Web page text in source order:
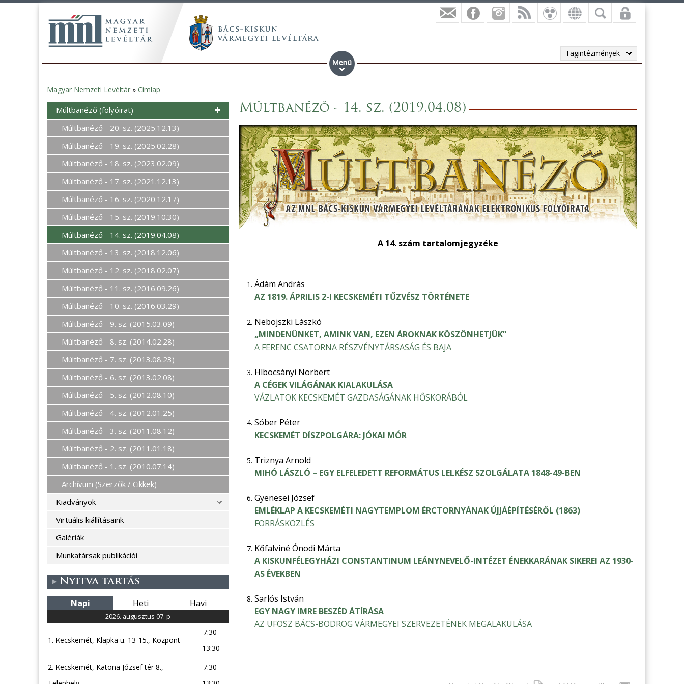
Tagintézmények
Jelenlegi
hely
Magyar Nemzeti Levéltár » Címlap
Múltbanéző - 14. sz. (2019.04.08)
A 14. szám tartalomjegyzéke
Ádám András
AZ 1819. ÁPRILIS 2-I KECSKEMÉTI TŰZVÉSZ TÖRTÉNETE
Nebojszki Lászkó
„MINDENÜNKET, AMINK VAN, EZEN ÁROKNAK KÖSZÖNHETJÜK”
A FERENC CSATORNA RÉSZVÉNYTÁRSASÁG ÉS BAJA
Hlbocsányi Norbert
A CÉGEK VILÁGÁNAK KIALAKULÁSA
VÁZLATOK KECSKEMÉT GAZDASÁGÁNAK HŐSKORÁBÓL
Sóber Péter
KECSKEMÉT DÍSZPOLGÁRA: JÓKAI MÓR
Triznya Arnold
MIHÓ LÁSZLÓ – EGY ELFELEDETT REFORMÁTUS LELKÉSZ SZOLGÁLATA 1848-49-BEN
Gyenesei József
EMLÉKLAP A KECSKEMÉTI NAGYTEMPLOM ÉRCTORNYÁNAK ÚJJÁÉPÍTÉSÉRŐL (1863)
FORRÁSKÖZLÉS
Kőfalviné Ónodi Márta
A KISKUNFÉLEGYHÁZI CONSTANTINUM LEÁNYNEVELŐ-INTÉZET ÉNEKKARÁNAK SIKEREI AZ 1930-
AS ÉVEKBEN
Sarlós István
EGY NAGY IMRE BESZÉD ÁTÍRÁSA
AZ UFOSZ BÁCS-BODROG VÁRMEGYEI SZERVEZETÉNEK MEGALAKULÁSA
Múltbanéző (folyóirat)
Múltbanéző - 20. sz. (2025.12.13)
Múltbanéző - 19. sz. (2025.02.28)
Múltbanéző - 18. sz. (2023.02.09)
Múltbanéző - 17. sz. (2021.12.13)
Múltbanéző - 16. sz. (2020.12.17)
Múltbanéző - 15. sz. (2019.10.30)
Múltbanéző - 14. sz. (2019.04.08)
Múltbanéző - 13. sz. (2018.12.06)
Múltbanéző - 12. sz. (2018.02.07)
Múltbanéző - 11. sz. (2016.09.26)
Múltbanéző - 10. sz. (2016.03.29)
Múltbanéző - 9. sz. (2015.03.09)
Múltbanéző - 8. sz. (2014.02.28)
Múltbanéző - 7. sz. (2013.08.23)
Múltbanéző - 6. sz. (2013.02.08)
Múltbanéző - 5. sz. (2012.08.10)
Múltbanéző - 4. sz. (2012.01.25)
Múltbanéző - 3. sz. (2011.08.12)
Múltbanéző - 2. sz. (2011.01.18)
Múltbanéző - 1. sz. (2010.07.14)
Archívum (Szerzők / Cikkek)
Kiadványok
Virtuális kiállításaink
Galériák
Munkatársak publikációi
Nyitva tartás
Napi Heti Havi
2026. augusztus 07. p
1. Kecskemét, Klapka u. 13-15., Központ
7:30-
13:30
2. Kecskemét, Katona József tér 8.,
7:30-